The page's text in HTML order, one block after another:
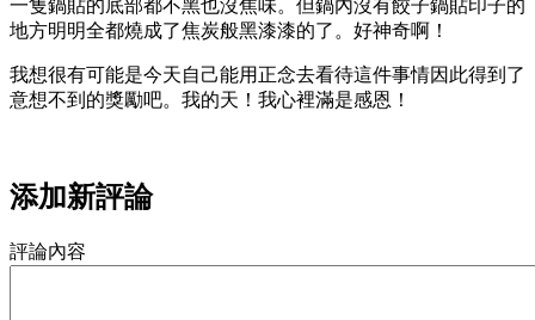
一隻鍋貼的底部都不黑也沒焦味。但鍋內沒有餃子鍋貼印子的
地方明明全都燒成了焦炭般黑漆漆的了。好神奇啊！
我想很有可能是今天自己能用正念去看待這件事情因此得到了
意想不到的獎勵吧。我的天！我心裡滿是感恩！
添加新評論
評論內容